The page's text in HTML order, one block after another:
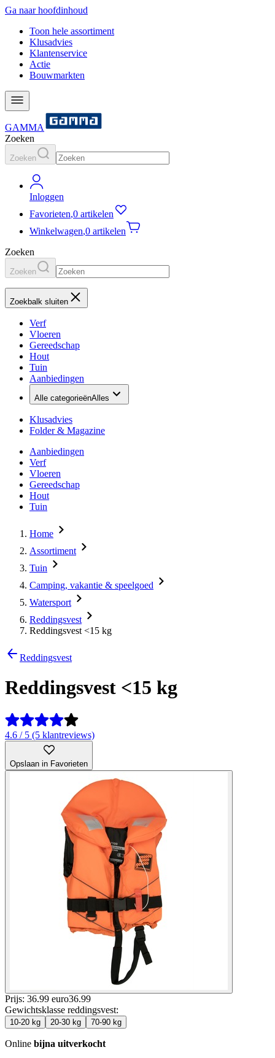
Ga naar hoofdinhoud
Toon hele assortiment
Klusadvies
Klantenservice
Actie
Bouwmarkten
GAMMA
Zoeken
Zoeken
Inloggen
Favorieten,0 artikelen
Winkelwagen,0 artikelen
Zoeken
Zoeken
Zoekbalk sluiten
Verf
Vloeren
Gereedschap
Hout
Tuin
Aanbiedingen
Alle categorieënAlles
Klusadvies
Folder & Magazine
Aanbiedingen
Verf
Vloeren
Gereedschap
Hout
Tuin
Home
Assortiment
Tuin
Camping, vakantie & speelgoed
Watersport
Reddingsvest
Reddingsvest <15 kg
Reddingsvest
Reddingsvest <15 kg
4.6 / 5 (5 klantreviews)
Opslaan in Favorieten
Prijs: 36.99 euro36.99
Gewichtsklasse reddingsvest:
10-20 kg 20-30 kg 70-90 kg
Online bijna uitverkocht